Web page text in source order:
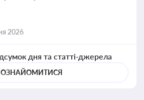
2026
дня та статті-джерела
ОЗНАЙОМИТИСЯ